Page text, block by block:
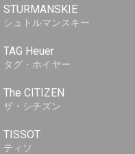
STURMANSKIE
シュトルマンスキー
TAG Heuer
タグ・ホイヤー
The CITIZEN
ザ・シチズン
TISSOT
ティソ